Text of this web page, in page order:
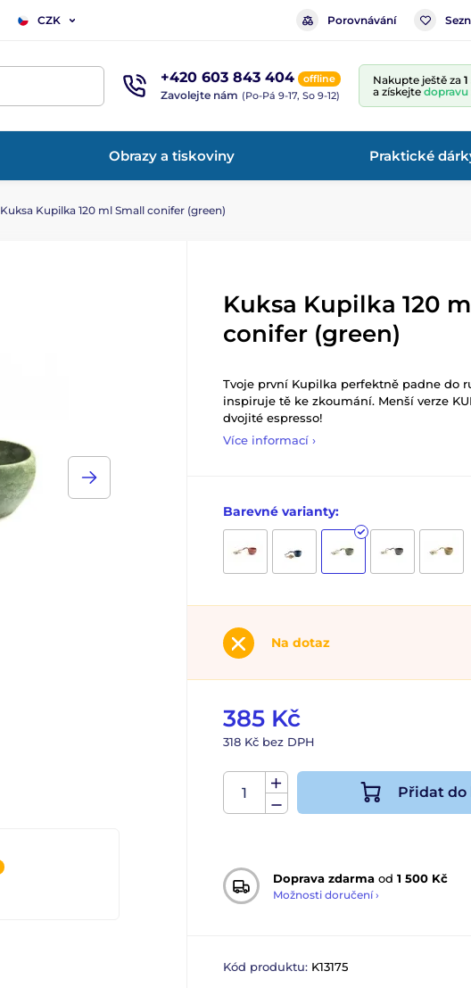
CZK Porovnávání
+420 603 843 404 offline
Zavolejte nám (Po-Pá 9-17, So 9-12)
Nakupte ještě za
a získejte dopravu
Obrazy a tiskoviny Praktické
Kuksa Kupilka 120 ml Small conifer (green)
Kuksa Kupilka 120
conifer (green)
Tvoje první Kupilka perfektně padne do
inspiruje tě ke zkoumání. Menší verze
dvojité espresso!
Více informací ›
Barevné varianty:
Na dotaz
385 Kč
318 Kč bez DPH
Přidat do
Doprava zdarma od 1 500 Kč
Možnosti doručení ›
Kód produktu: K13175